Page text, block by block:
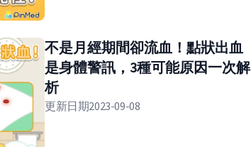
不是月經期間卻流血！點狀出血
是身體警訊，3種可能原因一次解
析
更新日期2023-09-08